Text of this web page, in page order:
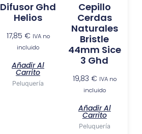
Difusor Ghd
Helios
17,85 € IVA no
incluido
Añadir Al
Carrito
Peluquería
Cepillo
Cerdas
Naturales
Bristle
44mm Sice
3 Ghd
19,83 € IVA no
incluido
Añadir Al
Carrito
Peluquería